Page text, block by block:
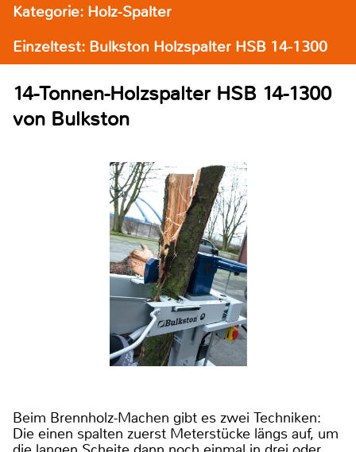
Kategorie: Holz-Spalter
Einzeltest: Bulkston Holzspalter HSB 14-1300
14-Tonnen-Holzspalter HSB 14-1300
von Bulkston
Beim Brennholz-Machen gibt es zwei Techniken:
Die einen spalten zuerst Meterstücke längs auf, um